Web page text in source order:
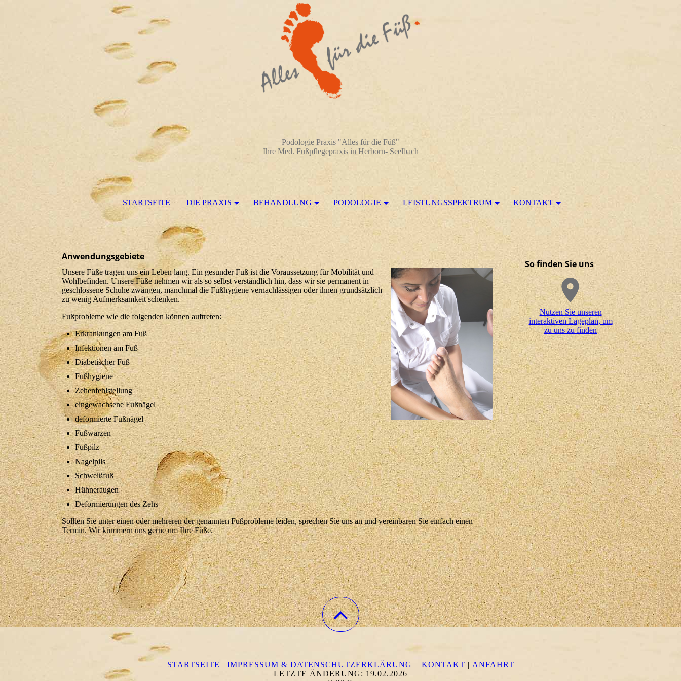
Podologie Praxis "Alles für die Füß"
Ihre Med. Fußpflegepraxis in Herborn- Seelbach
STARTSEITE DIE PRAXIS BEHANDLUNG PODOLOGIE LEISTUNGSSPEKTRUM KONTAKT
Anwendungsgebiete
Unsere Füße tragen uns ein Leben lang. Ein gesunder Fuß ist die Voraussetzung für Mobilität und
Wohlbefinden. Unsere Füße nehmen wir als so selbst verständlich hin, dass wir sie permanent in
geschlossene Schuhe zwängen, manchmal die Fußhygiene vernachlässigen oder ihnen grundsätzlich
zu wenig Aufmerksamkeit schenken.
Fußprobleme wie die folgenden können auftreten:
Erkrankungen am Fuß
Infektionen am Fuß
Diabetischer Fuß
Fußhygiene
Zehenfehlstellung
eingewachsene Fußnägel
deformierte Fußnägel
Fußwarzen
Fußpilz
Nagelpils
Schweißfuß
Hühneraugen
Deformierungen des Zehs
Sollten Sie unter einen oder mehreren der genannten Fußprobleme leiden, sprechen Sie uns an und vereinbaren Sie einfach einen
Termin. Wir kümmern uns gerne um Ihre Füße.
So finden Sie uns
Nutzen Sie unseren
interaktiven La­ge­plan, um
zu uns zu finden
STARTSEITE | IMPRESSUM & DATENSCHUTZERKLÄRUNG | KONTAKT | ANFAHRT
LETZTE ÄNDERUNG: 19.02.2026